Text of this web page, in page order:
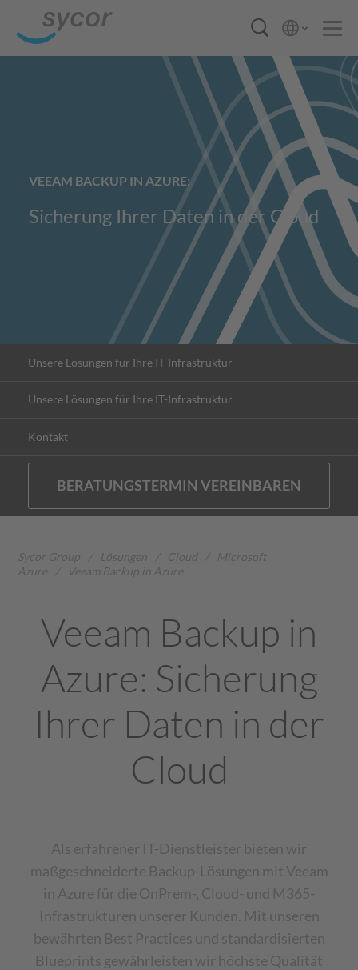
VEEAM BACKUP IN AZURE:
Sicherung Ihrer Daten in der Cloud
Unsere Lösungen für Ihre IT-Infrastruktur
Unsere Lösungen für Ihre IT-Infrastruktur
Kontakt
BERATUNGSTERMIN VEREINBAREN
Sycor Group Lösungen Cloud
Microsoft
Azure
Veeam Backup in Azure
Veeam Backup in
Azure: Sicherung
Ihrer Daten in der
Cloud
Als erfahrener IT-Dienstleister bieten wir
maßgeschneiderte Backup-Lösungen mit Veeam
in Azure für die OnPrem-, Cloud- und M365-
Infrastrukturen unserer Kunden. Mit unseren
bewährten Best Practices und standardisierten
Blueprints gewährleisten wir höchste Qualität